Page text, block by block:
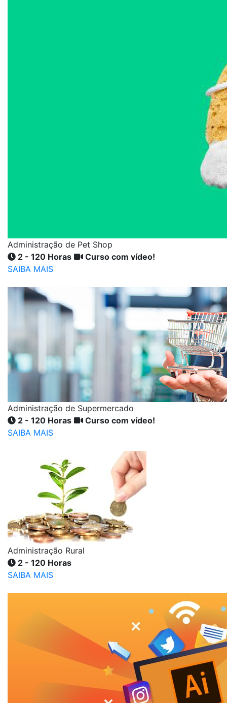
Administração de Pet Shop
2 - 120 Horas
Curso com vídeo!
SAIBA MAIS
Administração de Supermercado
2 - 120 Horas
Curso com vídeo!
SAIBA MAIS
Administração Rural
2 - 120 Horas
SAIBA MAIS